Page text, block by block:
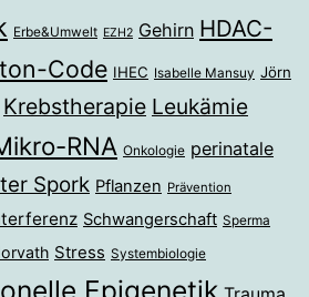
Erbe&Umwelt EZH2 Gehirn HDAC-
Code IHEC Isabelle Mansuy Jörn
Krebstherapie Leukämie
RNA Onkologie perinatale
Spork Pflanzen Prävention
Schwangerschaft Sperma
Stress Systembiologie